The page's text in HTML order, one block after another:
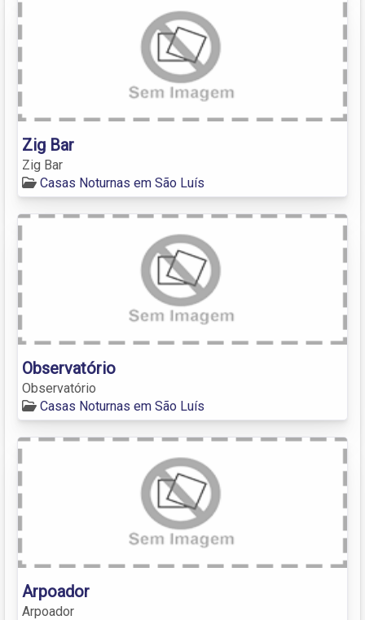
Zig Bar
Zig Bar
Casas Noturnas em São Luís
Observatório
Observatório
Casas Noturnas em São Luís
Arpoador
Arpoador